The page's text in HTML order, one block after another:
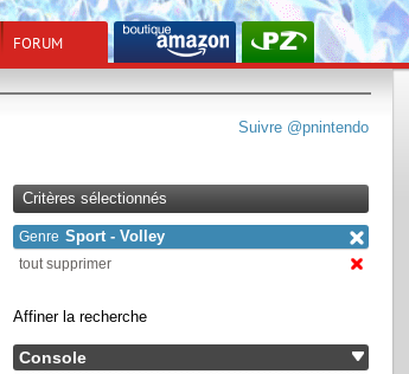
FORUM
Suivre @pnintendo
Critères sélectionnés
Genre Sport - Volley
tout supprimer
Affiner la recherche
Console